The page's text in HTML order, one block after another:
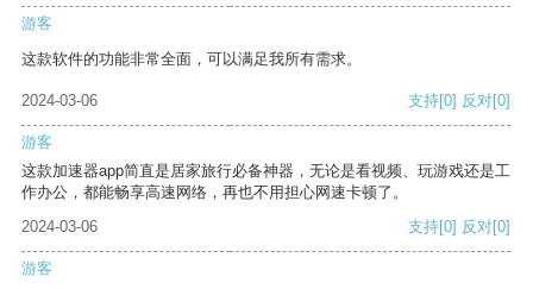
游客
这款软件的功能非常全面，可以满足我所有需求。
2024-03-06 支持[0] 反对[0]
游客
这款加速器app简直是居家旅行必备神器，无论是看视频、玩游戏还是工
作办公，都能畅享高速网络，再也不用担心网速卡顿了。
2024-03-06
支持[0] 反对[0]
游客